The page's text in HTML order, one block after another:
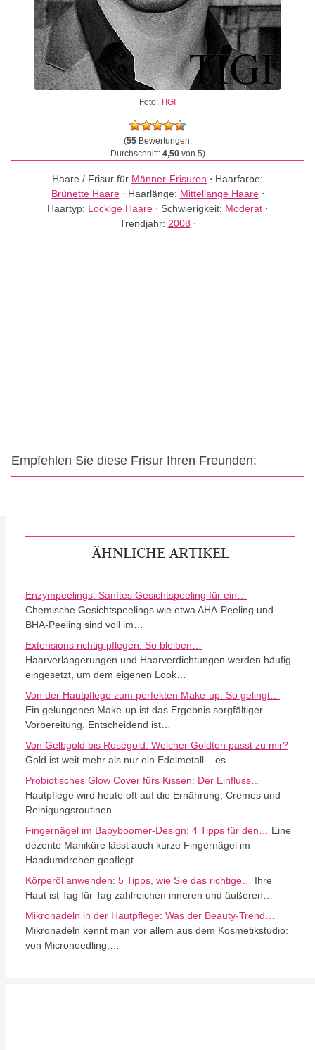
Foto: TIGI
(55Bewertungen,
Durchschnitt: 4,50von 5)
Haare / Frisur für Männer-Frisuren ⋅ Haarfarbe:
Brünette Haare⋅ Haarlänge: Mittellange Haare⋅
Haartyp: Lockige Haare ⋅ Schwierigkeit: Moderat ⋅
Trendjahr: 2008 ⋅
Empfehlen Sie diese Frisur Ihren Freunden:
ÄHNLICHE ARTIKEL
Enzympeelings: Sanftes Gesichtspeeling für ein…
Chemische Gesichtspeelings wie etwa AHA-Peeling und
BHA-Peeling sind voll im…
Extensions richtig pflegen: So bleiben…
Haarverlängerungen und Haarverdichtungen werden häufig
eingesetzt, um dem eigenen Look…
Von der Hautpflege zum perfekten Make-up: So gelingt…
Ein gelungenes Make-up ist das Ergebnis sorgfältiger
Vorbereitung. Entscheidend ist…
Von Gelbgold bis Roségold: Welcher Goldton passt zu mir?
Gold ist weit mehr als nur ein Edelmetall – es…
Probiotisches Glow Cover fürs Kissen: Der Einfluss…
Hautpflege wird heute oft auf die Ernährung, Cremes und
Reinigungsroutinen…
Fingernägel im Babyboomer-Design: 4 Tipps für den…
Eine
dezente Maniküre lässt auch kurze Fingernägel im
Handumdrehen gepflegt…
Körperöl anwenden: 5 Tipps, wie Sie das richtige…
Ihre
Haut ist Tag für Tag zahlreichen inneren und äußeren…
Mikronadeln in der Hautpflege: Was der Beauty-Trend…
Mikronadeln kennt man vor allem aus dem Kosmetikstudio:
von Microneedling,…